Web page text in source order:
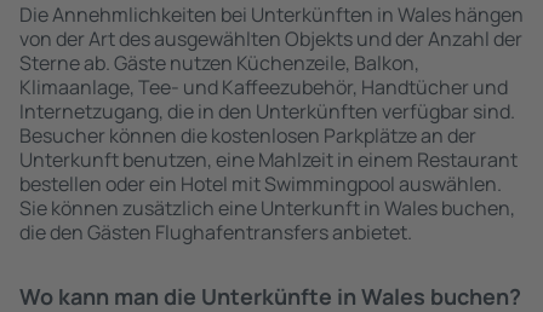
Die Annehmlichkeiten bei Unterkünften in Wales hängen
von der Art des ausgewählten Objekts und der Anzahl der
Sterne ab. Gäste nutzen Küchenzeile, Balkon,
Klimaanlage, Tee- und Kaffeezubehör, Handtücher und
Internetzugang, die in den Unterkünften verfügbar sind.
Besucher können die kostenlosen Parkplätze an der
Unterkunft benutzen, eine Mahlzeit in einem Restaurant
bestellen oder ein Hotel mit Swimmingpool auswählen.
Sie können zusätzlich eine Unterkunft in Wales buchen,
die den Gästen Flughafentransfers anbietet.
Wo kann man die Unterkünfte in Wales buchen?